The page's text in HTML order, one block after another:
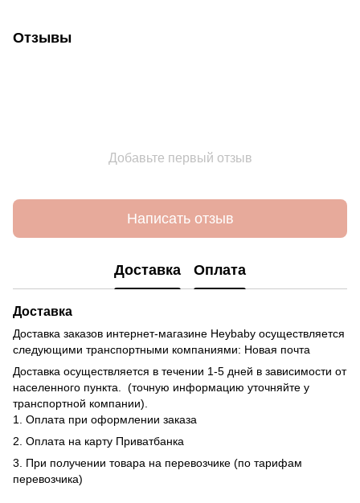
Отзывы
Добавьте первый отзыв
Написать отзыв
Доставка Оплата
Доставка
Доставка заказов интернет-магазине Heybaby осуществляется
следующими транспортными компаниями: Новая почта
Доставка осуществляется в течении 1-5 дней в зависимости от
населенного пункта. (точную информацию уточняйте у
транспортной компании).
1. Оплата при оформлении заказа
2. Оплата на карту Приватбанка
3. При получении товара на перевозчике (по тарифам
перевозчика)